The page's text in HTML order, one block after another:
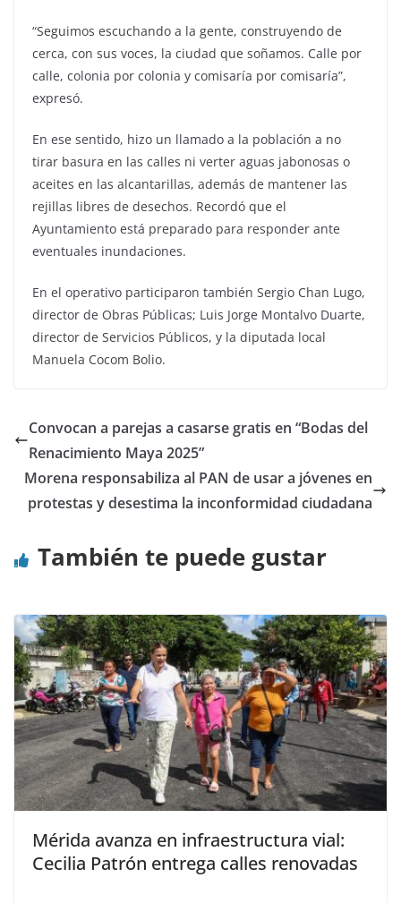
“Seguimos escuchando a la gente, construyendo de
cerca, con sus voces, la ciudad que soñamos. Calle por
calle, colonia por colonia y comisaría por comisaría”,
expresó.
En ese sentido, hizo un llamado a la población a no
tirar basura en las calles ni verter aguas jabonosas o
aceites en las alcantarillas, además de mantener las
rejillas libres de desechos. Recordó que el
Ayuntamiento está preparado para responder ante
eventuales inundaciones.
En el operativo participaron también Sergio Chan Lugo,
director de Obras Públicas; Luis Jorge Montalvo Duarte,
director de Servicios Públicos, y la diputada local
Manuela Cocom Bolio.
Convocan a parejas a casarse gratis en “Bodas del
Renacimiento Maya 2025”
Morena responsabiliza al PAN de usar a jóvenes en
protestas y desestima la inconformidad ciudadana
También te puede gustar
Mérida avanza en infraestructura vial:
Cecilia Patrón entrega calles renovadas